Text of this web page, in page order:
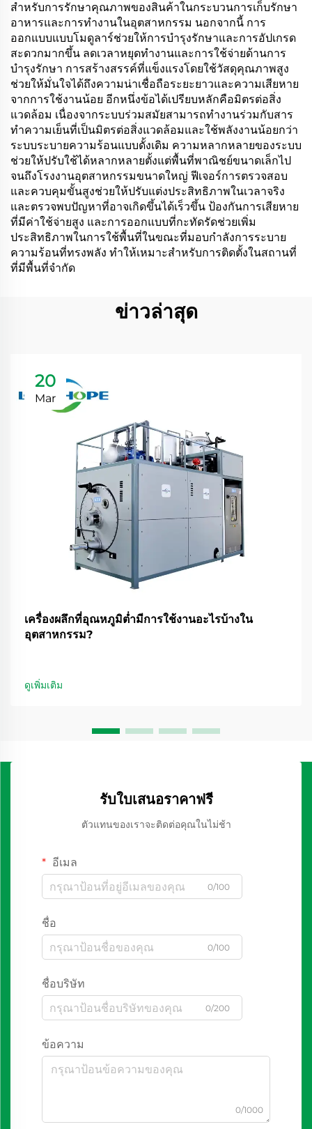
สำหรับการรักษาคุณภาพของสินค้าในกระบวนการเก็บรักษา
อาหารและการทำงานในอุตสาหกรรม นอกจากนี้ การ
ออกแบบแบบโมดูลาร์ช่วยให้การบำรุงรักษาและการอัปเกรด
สะดวกมากขึ้น ลดเวลาหยุดทำงานและการใช้จ่ายด้านการ
บำรุงรักษา การสร้างสรรค์ที่แข็งแรงโดยใช้วัสดุคุณภาพสูง
ช่วยให้มั่นใจได้ถึงความน่าเชื่อถือระยะยาวและความเสียหาย
จากการใช้งานน้อย อีกหนึ่งข้อได้เปรียบหลักคือมิตรต่อสิ่ง
แวดล้อม เนื่องจากระบบร่วมสมัยสามารถทำงานร่วมกับสาร
ทำความเย็นที่เป็นมิตรต่อสิ่งแวดล้อมและใช้พลังงานน้อยกว่า
ระบบระบายความร้อนแบบดั้งเดิม ความหลากหลายของระบบ
ช่วยให้ปรับใช้ได้หลากหลายตั้งแต่พื้นที่พาณิชย์ขนาดเล็กไป
จนถึงโรงงานอุตสาหกรรมขนาดใหญ่ ฟีเจอร์การตรวจสอบ
และควบคุมขั้นสูงช่วยให้ปรับแต่งประสิทธิภาพในเวลาจริง
และตรวจพบปัญหาที่อาจเกิดขึ้นได้เร็วขึ้น ป้องกันการเสียหาย
ที่มีค่าใช้จ่ายสูง และการออกแบบที่กะทัดรัดช่วยเพิ่ม
ประสิทธิภาพในการใช้พื้นที่ในขณะที่มอบกำลังการระบาย
ความร้อนที่ทรงพลัง ทำให้เหมาะสำหรับการติดตั้งในสถานที่
ที่มีพื้นที่จำกัด
ข่าวล่าสุด
20
Mar
เครื่องผลึกที่อุณหภูมิต่ำมีการใช้งานอะไรบ้างใน
อุตสาหกรรม?
ดูเพิ่มเติม
รับใบเสนอราคาฟรี
ตัวแทนของเราจะติดต่อคุณในไม่ช้า
อีเมล
0/100
ชื่อ
0/100
ชื่อบริษัท
0/200
ข้อความ
0/1000